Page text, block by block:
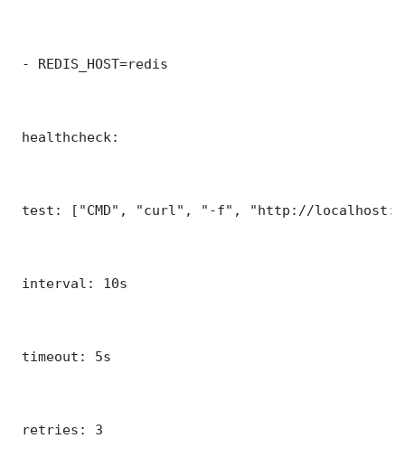
- REDIS_HOST=redis
healthcheck:
test: ["CMD", "curl", "-f", "http://
interval: 10s
timeout: 5s
retries: 3